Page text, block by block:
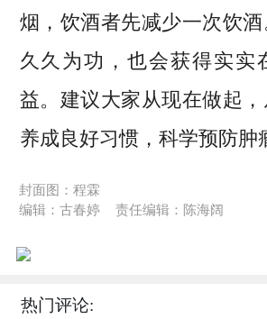
烟，饮酒者先减少一次饮酒
久久为功，也会获得实实
益。建议大家从现在做起，
养成良好习惯，科学预防肿
封面图：程霖
编辑：古春婷
责任编辑：陈海阔
热门评论: